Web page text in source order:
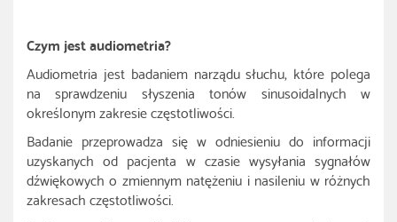
Czym jest audiometria?
Audiometria jest badaniem narządu słuchu, które polega
na sprawdzeniu słyszenia tonów sinusoidalnych w
określonym zakresie częstotliwości.
Badanie przeprowadza się w odniesieniu do informacji
uzyskanych od pacjenta w czasie wysyłania sygnałów
dźwiękowych o zmiennym natężeniu i nasileniu w różnych
zakresach częstotliwości.